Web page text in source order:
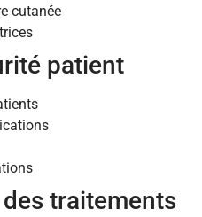
cutanée
patient
traitements